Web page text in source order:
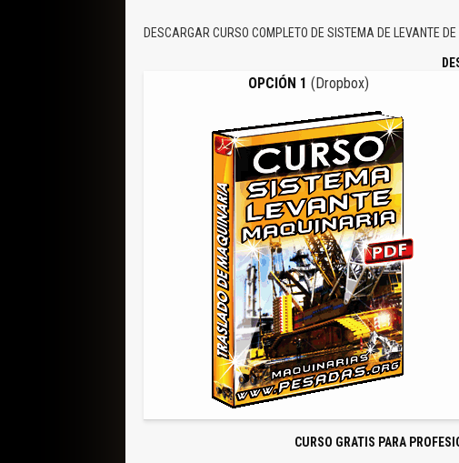
DESCARGAR CURSO COMPLETO DE SISTEMA DE LEVANTE
OPCIÓN 1 (Dropbox)
CURSO GRATIS PARA